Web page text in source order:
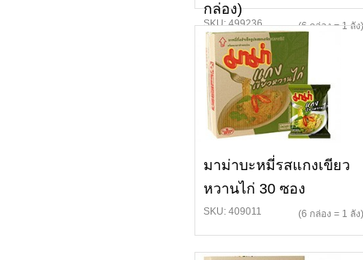
กล่อง)
SKU: 499236 (6 กล่อง = 1 ลัง)
มาม่าบะหมี่รสแกงเขียว
หวานไก่ 30 ซอง
SKU: 409011 (6 กล่อง = 1 ลัง)